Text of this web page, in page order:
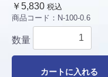
￥5,830 税込
商品コード： N-100-0.6
数量
カートに入れる